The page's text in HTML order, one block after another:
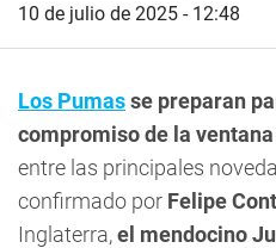
10 de julio de 2025 - 12:48
Los Pumasse preparan
compromiso de la
entre las principales
confirmado por Felipe
Inglaterra,el mendocino